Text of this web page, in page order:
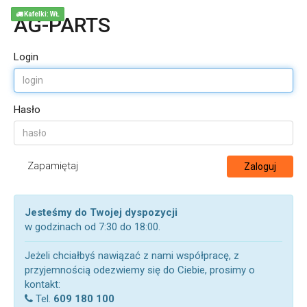
AG-PARTS
Login
Hasło
Zapamiętaj Zaloguj
Jesteśmy do Twojej dyspozycji
w godzinach od 7:30 do 18:00.
Jeżeli chciałbyś nawiązać z nami współpracę, z
przyjemnością odezwiemy się do Ciebie, prosimy o
kontakt:
Tel. 609 180 100
Kafelki: WŁ